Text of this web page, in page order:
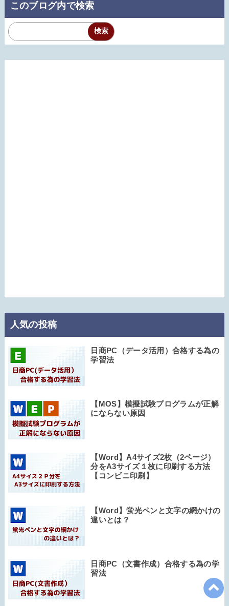
このブログ内で検索
人気の投稿
日商PC（データ活用）合格する為の
学習法
【MOS】模擬試験プログラムが正解
にならない原因
【Word】A4サイズ2枚（2ページ）
分をA3サイズ１枚に印刷する方法
【コンビニ印刷】
【Word】蛍光ペンと文字の網かけの
違いとは？
日商PC（文書作成）合格する為の学
習法